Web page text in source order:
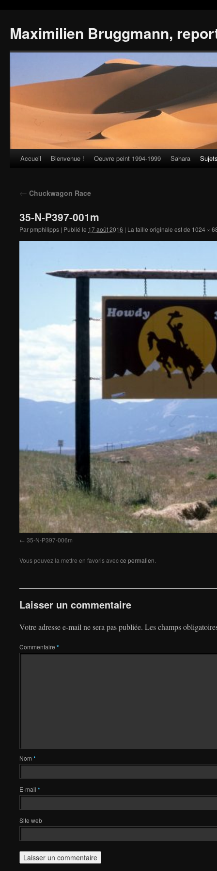
Maximilien Bruggmann,
Skip
content
Accueil Bienvenue ! Oeuvre peint 1994-1999 Sahara
← Chuckwagon Race
35-N-P397-001m
Parpmphilipps | Publié le 17 août 2016 | La taille originale est de 1024 ×
35-N-P397-006m
Vous pouvez la mettre en favoris avecce permalien
Laisser un commentaire
Votre adresse e-mail ne sera pas publiée. Les champs
Commentaire *
Nom *
E-mail *
Site web